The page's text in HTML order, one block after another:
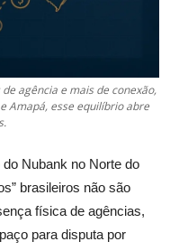
agência e mais de conexão,
Amapá, esse equilíbrio abre
Nubank no Norte do
brasileiros não são
física de agências,
para disputa por